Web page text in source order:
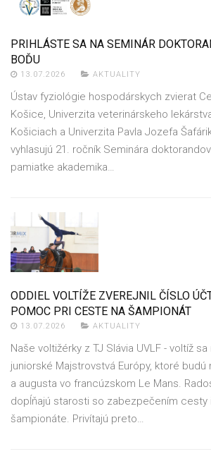
PRIHLÁSTE SA NA SEMINÁR
BOĎU
13.07.2026 AKTUALITY
Ústav fyziológie hospodárskych zvierat
Košice, Univerzita veterinárskeho
Košiciach a Univerzita Pavla Jozefa
vyhlasujú 21. ročník Seminára
pamiatke akademika…
ODDIEL VOLTÍŽE ZVEREJNIL ČÍSLO
POMOC PRI CESTE NA ŠAMPIONÁT
13.07.2026 AKTUALITY
Naše voltižérky z TJ Slávia UVLF - voltíž
juniorské Majstrovstvá Európy, ktoré budú
a augusta vo francúzskom Le Mans.
dopĺňajú starosti so zabezpečením cesty
šampionáte. Privítajú preto…